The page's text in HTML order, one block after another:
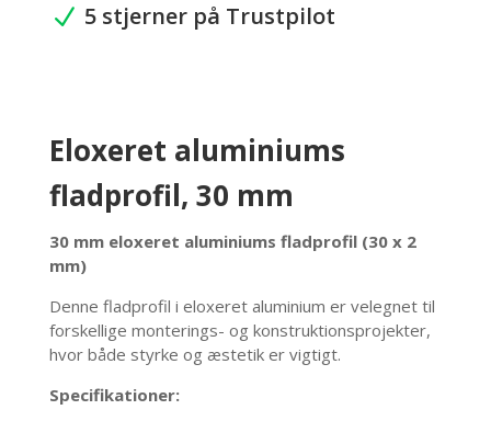
N 5 stjerner på Trustpilot
Eloxeret aluminiums
fladprofil, 30 mm
30 mm eloxeret aluminiums fladprofil (30 x 2
mm)
Denne fladprofil i eloxeret aluminium er velegnet til
forskellige monterings- og konstruktionsprojekter,
hvor både styrke og æstetik er vigtigt.
Specifikationer: